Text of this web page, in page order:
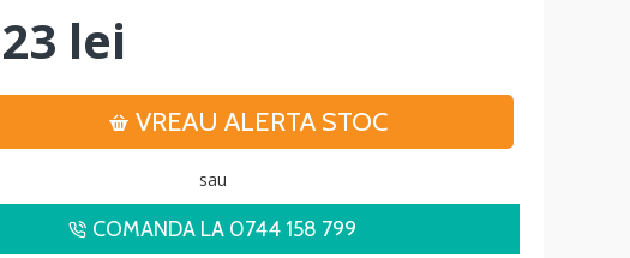
lei
VREAU ALERTA STOC
sau
COMANDA LA 0744 158 799